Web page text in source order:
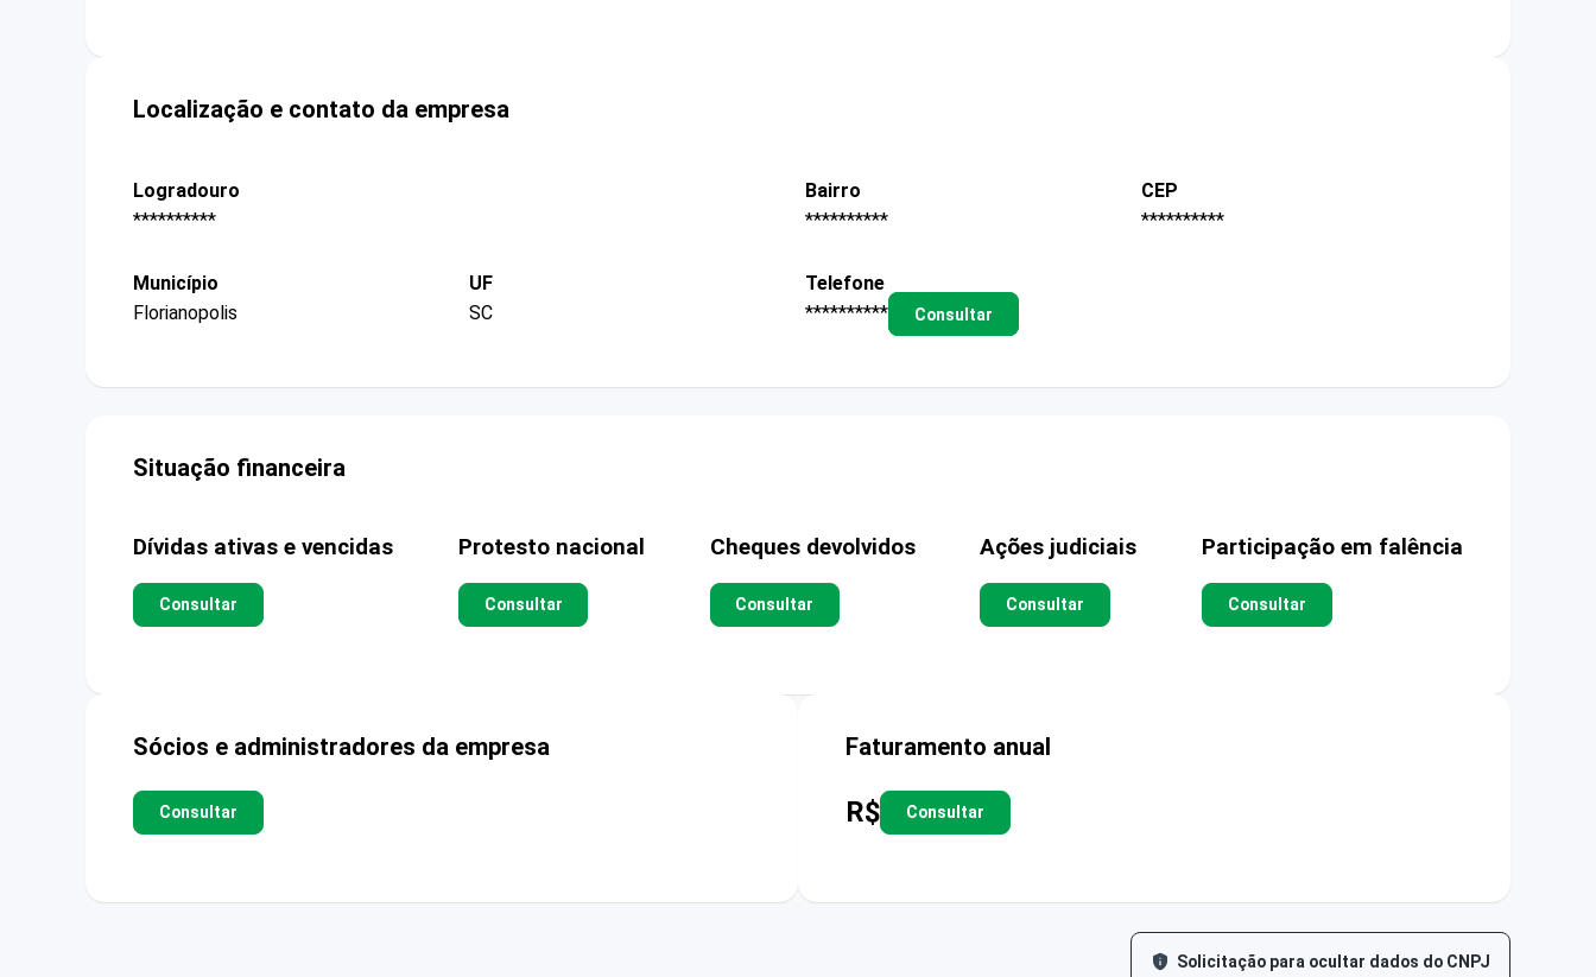
Localização e contato da empresa
Logradouro
**********
Bairro
**********
CEP
**********
Município
Florianopolis
UF
SC
Telefone
**********
Consultar
Situação financeira
Dívidas ativas e vencidas
Consultar
Protesto nacional
Consultar
Cheques devolvidos
Consultar
Ações judiciais
Consultar
Participação em falência
Consultar
Sócios e administradores da empresa
Consultar
Faturamento anual
R$ Consultar
Solicitação para ocultar dados do CNPJ